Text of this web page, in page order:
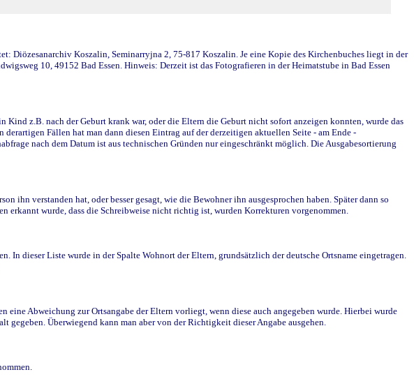
Koszalin, Seminarryjna 2, 75-817 Koszalin. Je eine Kopie des Kirchenbuches liegt in der
10, 49152 Bad Essen. Hinweis: Derzeit ist das Fotografieren in der Heimatstube in Bad Essen
z.B. nach der Geburt krank war, oder die Eltern die Geburt nicht sofort anzeigen konnten, wurde das
Fällen hat man dann diesen Eintrag auf der derzeitigen aktuellen Seite - am Ende -
nach dem Datum ist aus technischen Gründen nur eingeschränkt möglich. Die Ausgabesortierung
ihn verstanden hat, oder besser gesagt, wie die Bewohner ihn ausgesprochen haben. Später dann so
erkannt wurde, dass die Schreibweise nicht richtig ist, wurden Korrekturen vorgenommen.
dieser Liste wurde in der Spalte Wohnort der Eltern, grundsätzlich der deutsche Ortsname eingetragen.
Abweichung zur Ortsangabe der Eltern vorliegt, wenn diese auch angegeben wurde. Hierbei wurde
Überwiegend kann man aber von der Richtigkeit dieser Angabe ausgehen.